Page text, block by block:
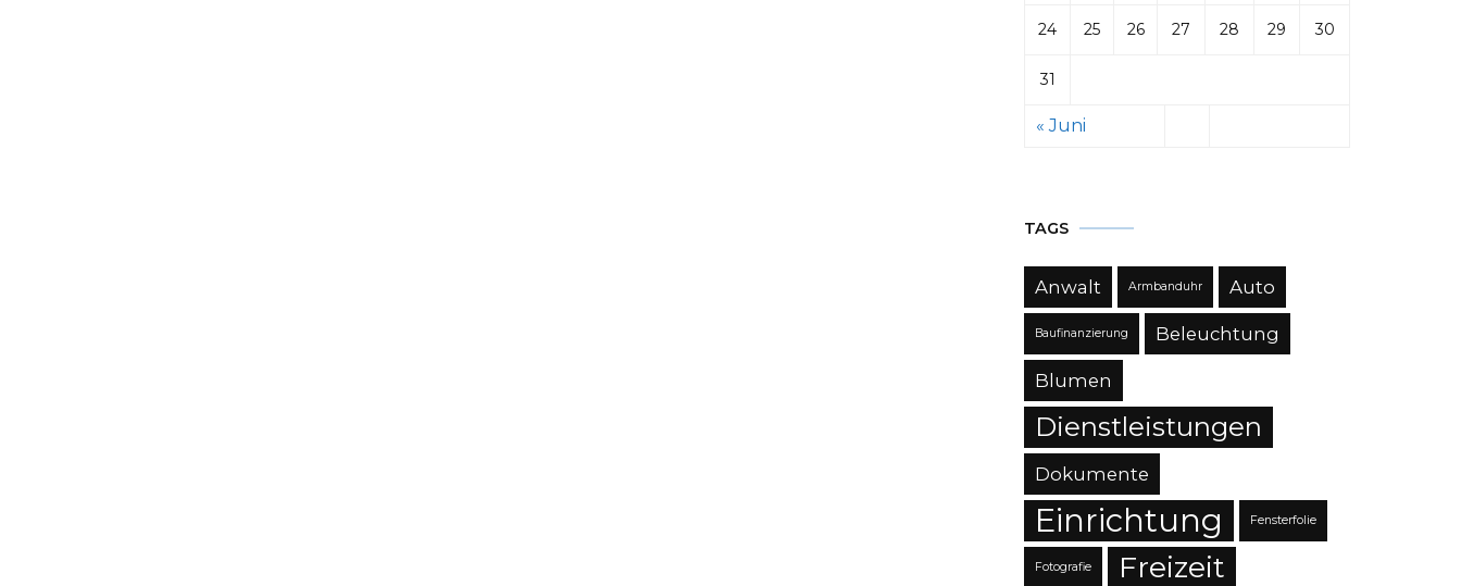
24 25 26 27 28 29 30
31
« Juni
TAGS
Anwalt Armbanduhr Auto
Baufinanzierung Beleuchtung
Blumen
Dienstleistungen
Dokumente
Einrichtung Fensterfolie
Fotografie Freizeit